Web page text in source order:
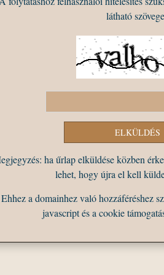
látható
ha űrlap elküldése közben
lehet, hogy újra el kell
Ehhez a domainhez való hozzáféréshez
javascript és a cookie